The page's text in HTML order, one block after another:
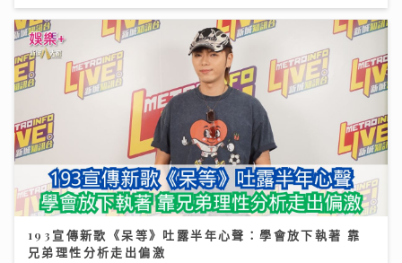
193宣傳新歌《呆等》吐露半年心聲：學會放下執著 靠
兄弟理性分析走出偏激